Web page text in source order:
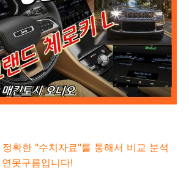
확한 "수치자료"를 통해서 비교 분석
연못구름입니다!